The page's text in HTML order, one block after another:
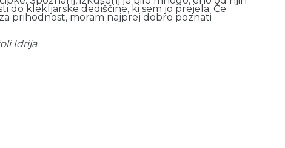
do klekljarske dediščine, ki sem jo prejela. Če
prihodnost, moram najprej dobro poznati
Idrija